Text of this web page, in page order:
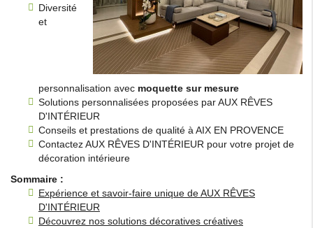
Diversité
et
personnalisation avec moquette sur mesure
Solutions personnalisées proposées par AUX RÊVES
D'INTÉRIEUR
Conseils et prestations de qualité à AIX EN PROVENCE
Contactez AUX RÊVES D'INTÉRIEUR pour votre projet de
décoration intérieure
Sommaire :
Expérience et savoir-faire unique de AUX RÊVES
D'INTÉRIEUR
Découvrez nos solutions décoratives créatives